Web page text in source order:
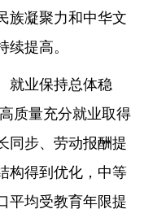
族凝聚力和中华文
续提高。
业保持总体稳
质量充分就业取得
同步、劳动报酬提
构得到优化，中等
平均受教育年限提